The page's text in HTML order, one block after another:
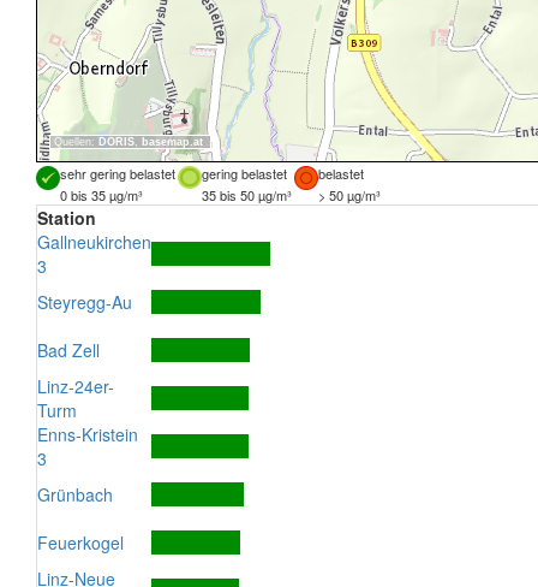
Quellen: DORIS, basemap.at
sehr gering belastet gering belastet
belastet
0 bis 35 µg/m³
35 bis 50 µg/m³ > 50 µg/m³
Station
Gallneukirchen
3
Steyregg-Au
Bad Zell
Linz-24er-
Turm
Enns-Kristein
3
Grünbach
Feuerkogel
Linz-Neue